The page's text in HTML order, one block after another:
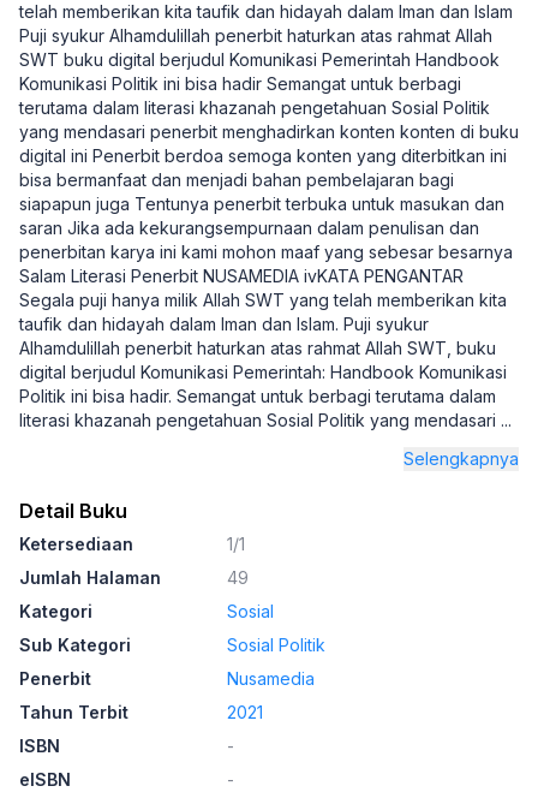
telah memberikan kita taufik dan hidayah dalam Iman dan Islam
Puji syukur Alhamdulillah penerbit haturkan atas rahmat Allah
SWT buku digital berjudul Komunikasi Pemerintah Handbook
Komunikasi Politik ini bisa hadir Semangat untuk berbagi
terutama dalam literasi khazanah pengetahuan Sosial Politik
yang mendasari penerbit menghadirkan konten konten di buku
digital ini Penerbit berdoa semoga konten yang diterbitkan ini
bisa bermanfaat dan menjadi bahan pembelajaran bagi
siapapun juga Tentunya penerbit terbuka untuk masukan dan
saran Jika ada kekurangsempurnaan dalam penulisan dan
penerbitan karya ini kami mohon maaf yang sebesar besarnya
Salam Literasi Penerbit NUSAMEDIA ivKATA PENGANTAR
Segala puji hanya milik Allah SWT yang telah memberikan kita
taufik dan hidayah dalam Iman dan Islam. Puji syukur
Alhamdulillah penerbit haturkan atas rahmat Allah SWT, buku
digital berjudul Komunikasi Pemerintah: Handbook Komunikasi
Politik ini bisa hadir. Semangat untuk berbagi terutama dalam
literasi khazanah pengetahuan Sosial Politik yang mendasari ...
Selengkapnya
Detail Buku
Ketersediaan
1/1
Jumlah Halaman
49
Kategori
Sosial
Sub Kategori
Sosial Politik
Penerbit
Nusamedia
Tahun Terbit
2021
ISBN
-
eISBN
-